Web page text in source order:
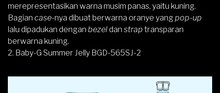
merepresentasikan warna musim panas, yaitu kuning.
Bagian case-nya dibuat berwarna oranye yang pop-up
lalu dipadukan dengan bezeldan strap transparan
berwarna kuning.
2. Baby-G Summer Jelly BGD-565SJ-2